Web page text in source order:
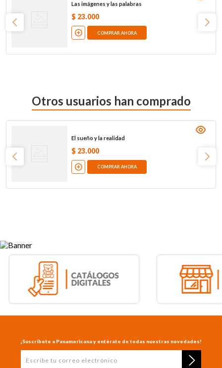
Las imágenes y las palabras
$ 23.000
COMPRAR AHORA
Otros usuarios han comprado
El sueño y la realidad
$ 23.000
COMPRAR AHORA
¡Suscríbete a Panamericana y entérate de todas nuestras novedades!